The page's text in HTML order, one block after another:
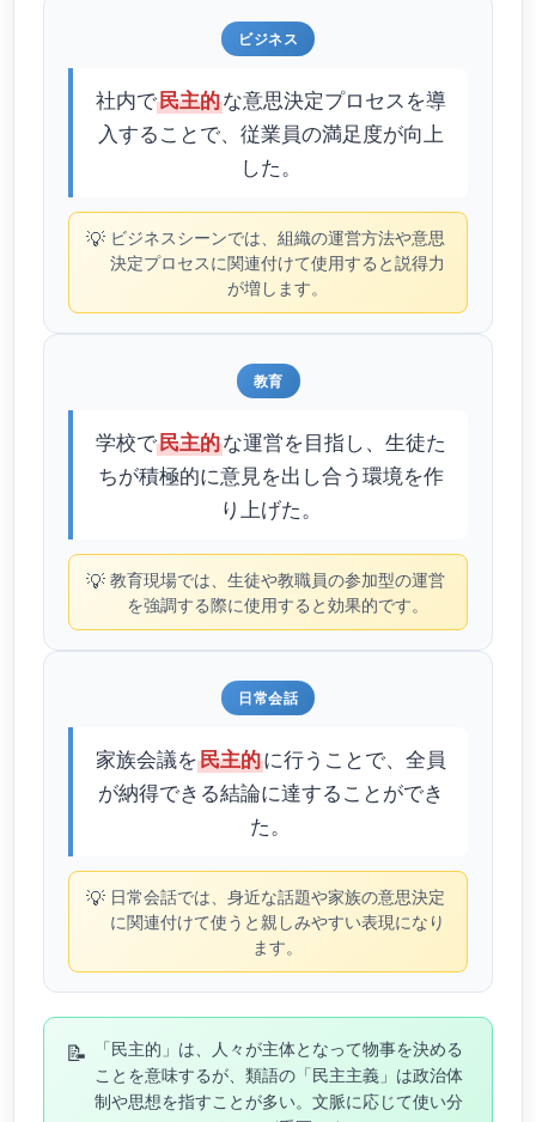
ビジネス
社内で民主的な意思決定プロセスを導
入することで、従業員の満足度が向上
した。
💡 ビジネスシーンでは、組織の運営方法や意思
決定プロセスに関連付けて使用すると説得力
が増します。
教育
学校で民主的な運営を目指し、生徒た
ちが積極的に意見を出し合う環境を作
り上げた。
💡 教育現場では、生徒や教職員の参加型の運営
を強調する際に使用すると効果的です。
日常会話
家族会議を民主的に行うことで、全員
が納得できる結論に達することができ
た。
💡 日常会話では、身近な話題や家族の意思決定
に関連付けて使うと親しみやすい表現になり
ます。
📝
「民主的」は、人々が主体となって物事を決める
ことを意味するが、類語の「民主主義」は政治体
制や思想を指すことが多い。文脈に応じて使い分